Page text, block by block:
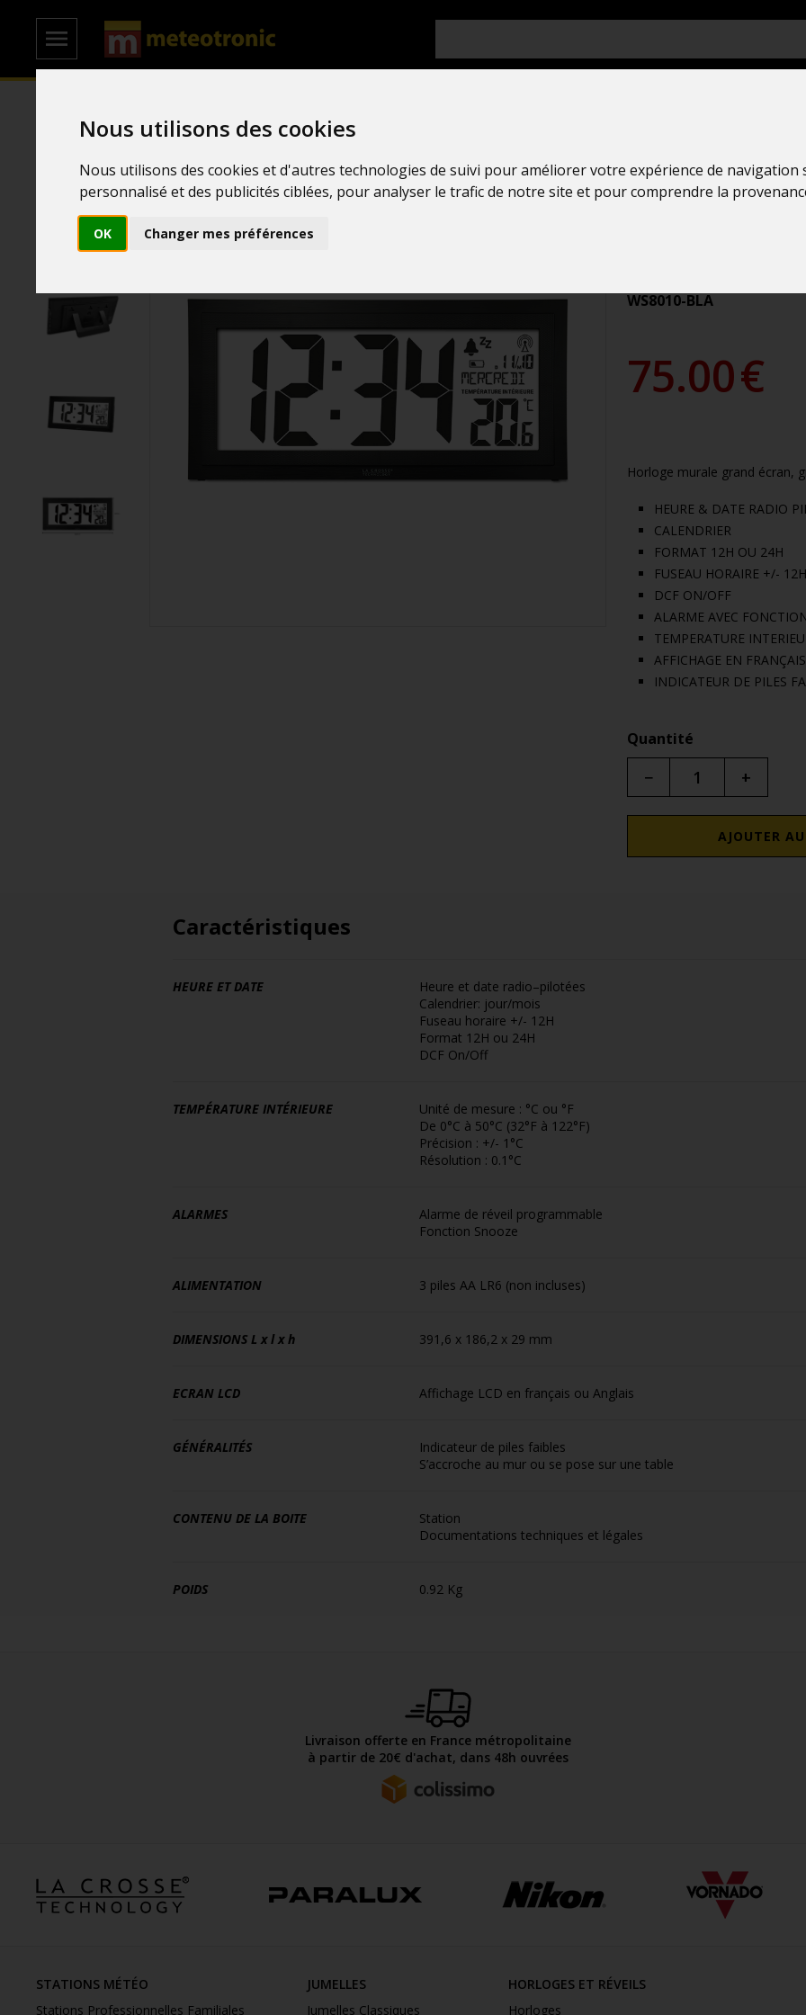
Nous utilisons des cookies
Nous utilisons des cookies et d'autres technologies de suivi pour améliorer votre expérience de
personnalisé et des publicités ciblées, pour analyser le trafic de notre site et pour comprendre la
OK Changer mes préférences
/ Horloges et Réveils / Horloges
Horloge
WS8010-BLA
75.00€
Horloge murale grand écran,
HEURE & DATE RADIO
CALENDRIER
FORMAT 12H OU 24H
FUSEAU HORAIRE +/- 12H
DCF ON/OFF
ALARME AVEC
TEMPERATURE
AFFICHAGE EN
INDICATEUR DE PILES
Quantité
− +
AJOUTER
Caractéristiques
HEURE ET DATE
Heure et date radio–pilotées
Calendrier: jour/mois
Fuseau horaire +/- 12H
Format 12H ou 24H
DCF On/Off
TEMPÉRATURE INTÉRIEURE
Unité de mesure : °C ou °F
De 0°C à 50°C (32°F à 122°F)
Précision : +/- 1°C
Résolution : 0.1°C
ALARMES
Alarme de réveil programmable
Fonction Snooze
ALIMENTATION 3 piles AA LR6 (non incluses)
DIMENSIONS L x l x h 391,6 x 186,2 x 29 mm
ECRAN LCD Affichage LCD en français ou Anglais
GÉNÉRALITÉS
Indicateur de piles faibles
S’accroche au mur ou se pose sur une table
CONTENU DE LA BOITE
Station
Documentations techniques et légales
POIDS 0.92 Kg
Livraison offerte en France métropolitaine
à partir de 20€ d'achat, dans 48h ouvrées
STATIONS MÉTÉO
Stations Professionnelles Familiales
JUMELLES
Jumelles Classiques
HORLOGES ET RÉVEILS
Horloges